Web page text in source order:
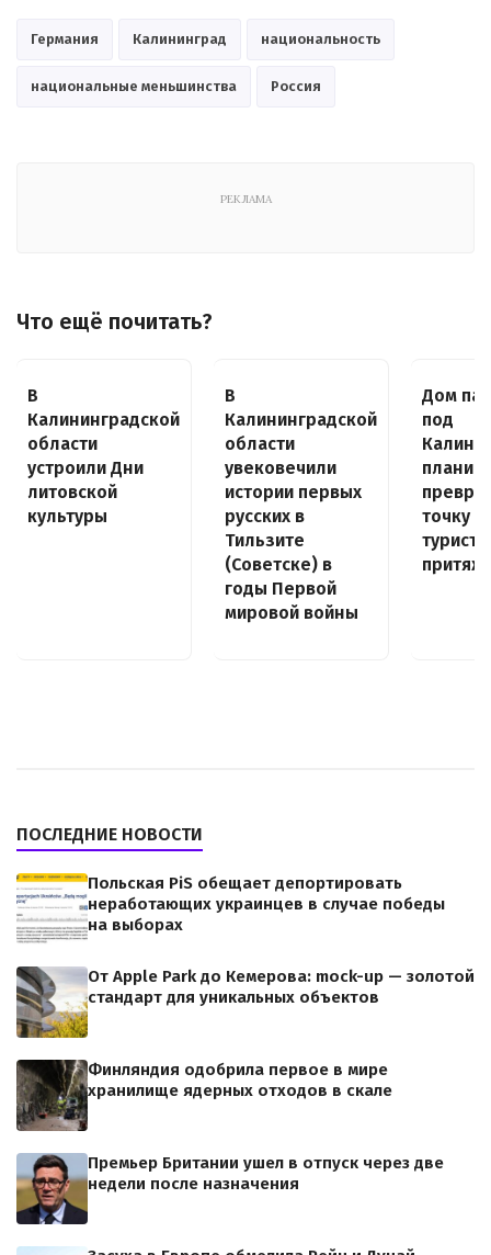
Германия Калининград национальность
национальные меньшинства Россия
РЕКЛАМА
Что ещё почитать?
В
Калининградской
области
устроили Дни
литовской
культуры
В
Калининградской
области
увековечили
истории первых
русских в
Тильзите
(Советске) в
годы Первой
мировой войны
Дом
под
точку
ПОСЛЕДНИЕ НОВОСТИ
Польская PiS обещает депортировать
неработающих украинцев в случае победы
на выборах
От Apple Park до Кемерова: mock-up — золотой
стандарт для уникальных объектов
Финляндия одобрила первое в мире
хранилище ядерных отходов в скале
Премьер Британии ушел в отпуск через две
недели после назначения